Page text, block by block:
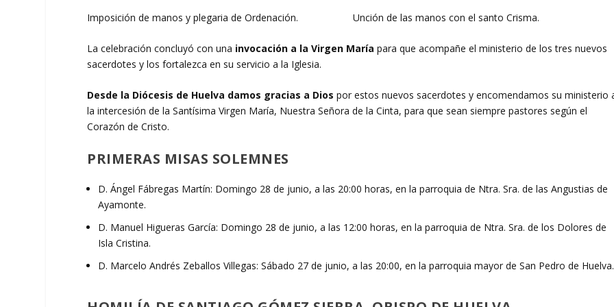
Imposición de manos y plegaria de Ordenación. Unción de las manos con el santo Crisma.
La celebración concluyó con una invocación a la Virgen Maríapara que acompañe el ministerio de los tres nuevos
sacerdotes y los fortalezca en su servicio a la Iglesia.
Desde la Diócesis de Huelva damos gracias a Diospor estos nuevos sacerdotes y encomendamos su ministerio
la intercesión de la Santísima Virgen María, Nuestra Señora de la Cinta, para que sean siempre pastores según el
Corazón de Cristo.
PRIMERAS MISAS SOLEMNES
D. Ángel Fábregas Martín: Domingo 28 de junio, a las 20:00 horas, en la parroquia de Ntra. Sra. de las Angustias de
Ayamonte.
D. Manuel Higueras García: Domingo 28 de junio, a las 12:00 horas, en la parroquia de Ntra. Sra. de los Dolores de
Isla Cristina.
D. Marcelo Andrés Zeballos Villegas: Sábado 27 de junio, a las 20:00, en la parroquia mayor de San Pedro de Huelva.